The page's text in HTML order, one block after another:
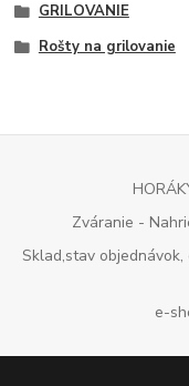
GRILOVANIE
Rošty na grilovanie
Zváranie -
Sklad,stav
e-